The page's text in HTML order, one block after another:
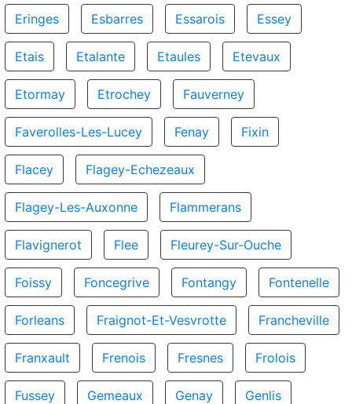
Eringes Esbarres Essarois Essey
Etais Etalante Etaules Etevaux
Etormay Etrochey Fauverney
Faverolles-Les-Lucey Fenay Fixin
Flacey Flagey-Echezeaux
Flagey-Les-Auxonne Flammerans
Flavignerot Flee Fleurey-Sur-Ouche
Foissy Foncegrive Fontangy Fontenelle
Forleans Fraignot-Et-Vesvrotte Francheville
Franxault Frenois Fresnes Frolois
Fussey Gemeaux Genay Genlis